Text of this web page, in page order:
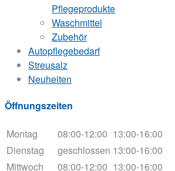
Pflegeprodukte
Waschmittel
Zubehör
Autopflegebedarf
Streusalz
Neuheiten
Öffnungszeiten
Montag 08:00-12:00 13:00-16:00
Dienstag
geschlossen 13:00-16:00
Mittwoch
08:00-12:00 13:00-16:00